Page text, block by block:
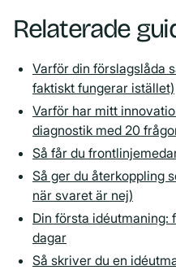
Relaterade
Varför din förslagslåda
faktiskt fungerar istället)
Varför har mitt
diagnostik med 20
Så får du
Så ger du återkoppling
när svaret är nej)
Din första idéutmaning:
dagar
Så skriver du en